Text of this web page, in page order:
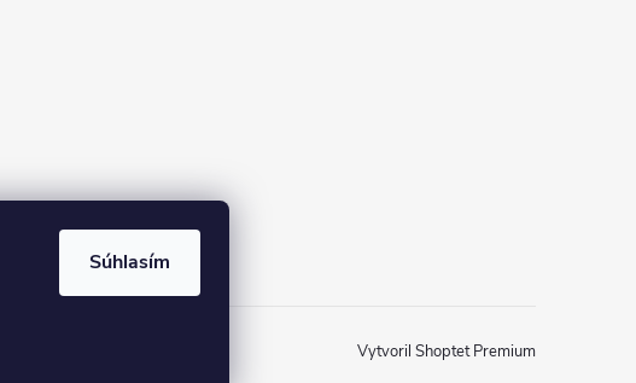
Súhlasím
Vytvoril Shoptet Premium